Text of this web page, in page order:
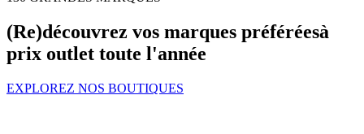
(Re)découvrez vos marques préféréesà
prix outlet toute l'année
EXPLOREZ NOS BOUTIQUES